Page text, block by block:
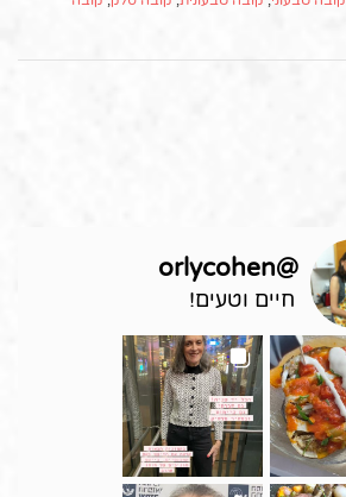
@
orlycohen
חיים וטעים!